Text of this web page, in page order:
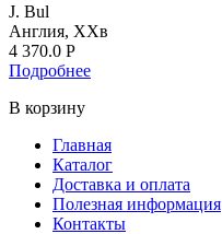
J. Bul
Англия, ХХв
4 370.0 Р
Подробнее
В корзину
Главная
Каталог
Доставка и оплата
Полезная информация
Контакты